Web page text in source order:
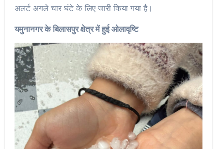
अलर्ट अगले चार घंटे के लिए जारी किया गया है।
यमुनानगर के बिलासपुर क्षेत्र में हुई ओलावृष्टि